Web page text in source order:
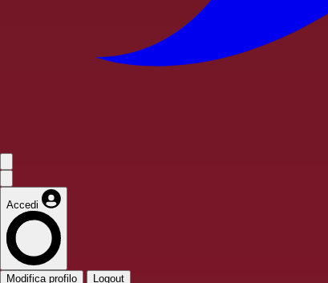
Accedi
Modifica profilo Logout